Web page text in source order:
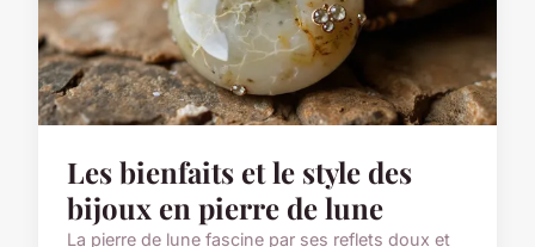
Les bienfaits et le style des
bijoux en pierre de lune
La pierre de lune fascine par ses reflets doux et